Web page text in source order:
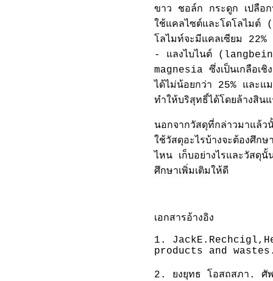
ขาว ชอล์ก กระดูก เปลือ
ใช้แคลไซต์และโดโลไมต์
โลไมท์จะมีแคลเซียม
- แลงไบไนต์
magnesia ซึ่งเป็นเกลือเ
ได้ไม่น้อยกว่า 25% และแ
ทำให้บริสุทธิ์ได้โดยล้างสิน
นอกจากวัสดุที่กล่าวมาแล้ว
ใช้วัสดุอะไรบ้างจะต้องศึก
ไหน เก็บอย่างไรและวัสดุ
ศึกษาเพิ่มเติมให้ดี
เอกสารอ้างอิง
1.
products and
2. ยงยุทธ โอสถสภา. ศั